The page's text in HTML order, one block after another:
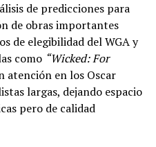
de predicciones para
de obras importantes
de elegibilidad del WGA y
como “Wicked: For
atención en los Oscar
largas, dejando espacio
pero de calidad